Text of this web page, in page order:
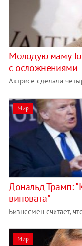
Молодую маму
с осложнениями
Актрисе сделали
Мир
Дональд Трамп:
виновата"
Бизнесмен считает,
Мир